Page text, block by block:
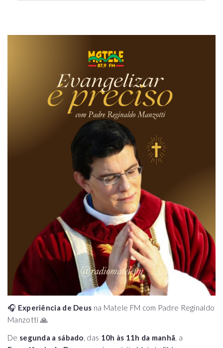
🎧 Experiência de Deus na Matele FM com Padre Reginaldo
Manzotti 🙏
De segunda a sábado, das 10h às 11h da manhã, a